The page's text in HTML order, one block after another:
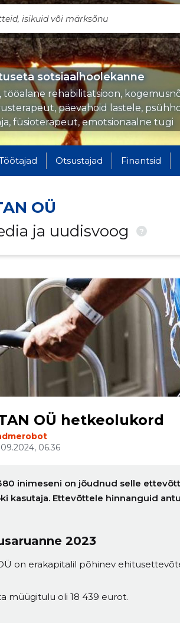
sotsiaalhoolekanne
tööalane rehabilitatsioon,
päevahoid lastele,
füsioterapeut, emotsionaalne tugi
Otsustajad Finantsid
OÜ
ja uudisvoog
?
OÜ hetkeolukord
06.36
inimeseni on jõudnud selle
kasutaja. Ettevõttele hinnanguid
2023
on erakapitalil põhinev
müügitulu oli 18 439 eurot.